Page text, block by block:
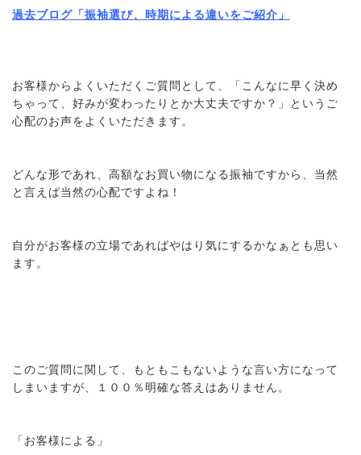
過去ブログ「振袖選び、時期による違いをご紹介」
お客様からよくいただくご質問として、「こんなに早く決め
ちゃって、好みが変わったりとか大丈夫ですか？」というご
心配のお声をよくいただきます。
どんな形であれ、高額なお買い物になる振袖ですから、当然
と言えば当然の心配ですよね！
自分がお客様の立場であればやはり気にするかなぁとも思い
ます。
このご質問に関して、もともこもないような言い方になって
しまいますが、１００％明確な答えはありません。
「お客様による」